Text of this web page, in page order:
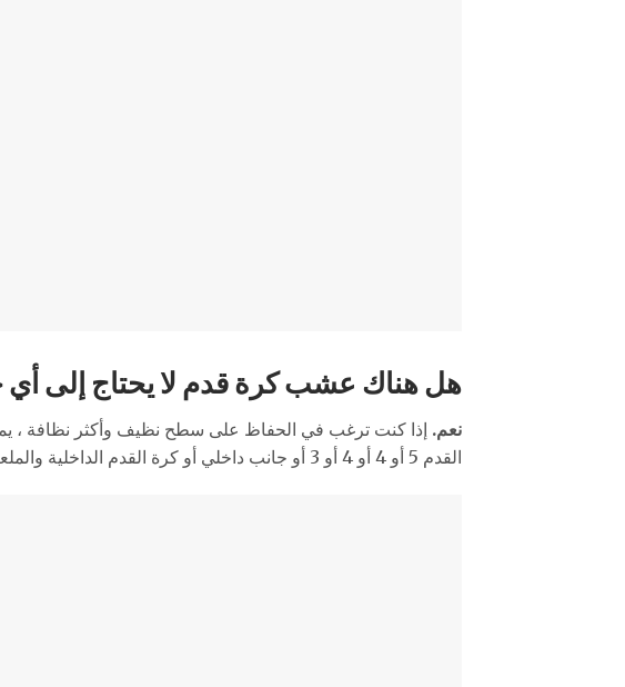
هل هناك عشب كرة قدم لا يحتاج إلى
نعم. إذا كنت ترغب في الحفاظ على سطح نظيف وأكثر نظافة ،
القدم 5 أو 4 أو 4 أو 3 أو جانب داخلي أو كرة القدم الداخلية والملعب متعدد الأغراض.